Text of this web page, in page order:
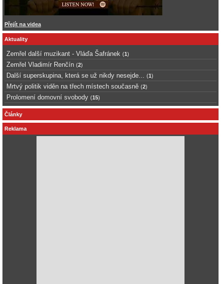
Přejít na videa
Aktuality
Zemřel další muzikant - Vláďa Šafránek (1)
Zemřel Vladimír Renčín (2)
Další superskupina, která se už nikdy nesejde... (1)
Mrtvý politik viděn na třech místech současně (2)
Prolomení domovní svobody (15)
Články
Reklama